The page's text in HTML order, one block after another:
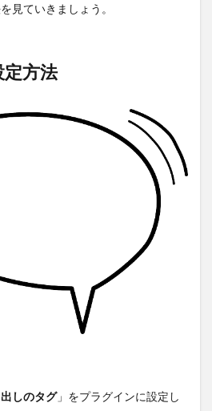
見ていきましょう。
方法
しのタグ」をプラグインに設定し